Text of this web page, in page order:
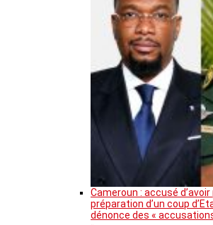
Cameroun : accusé
préparation d’un coup
dénonce des «